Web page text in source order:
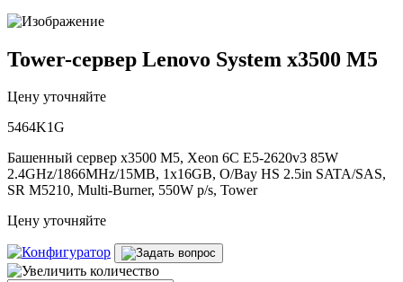
Tower-сервер Lenovo System x3500 M5
Цену уточняйте
5464K1G
Башенный сервер x3500 M5, Xeon 6C E5-2620v3 85W
2.4GHz/1866MHz/15MB, 1x16GB, O/Bay HS 2.5in SATA/SAS,
SR M5210, Multi-Burner, 550W p/s, Tower
Цену уточняйте